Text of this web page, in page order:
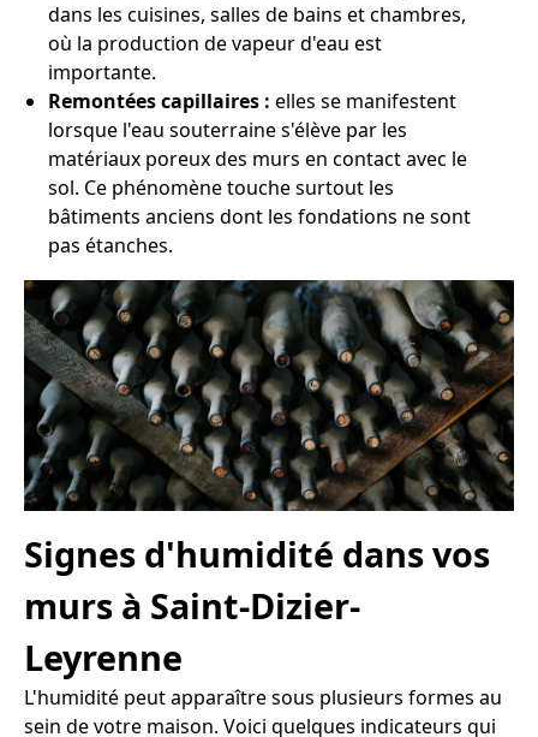
dans les cuisines, salles de bains et chambres,
où la production de vapeur d'eau est
importante.
Remontées capillaires : elles se manifestent
lorsque l'eau souterraine s'élève par les
matériaux poreux des murs en contact avec le
sol. Ce phénomène touche surtout les
bâtiments anciens dont les fondations ne sont
pas étanches.
Signes d'humidité dans vos
murs à Saint-Dizier-
Leyrenne
L'humidité peut apparaître sous plusieurs formes au
sein de votre maison. Voici quelques indicateurs qui